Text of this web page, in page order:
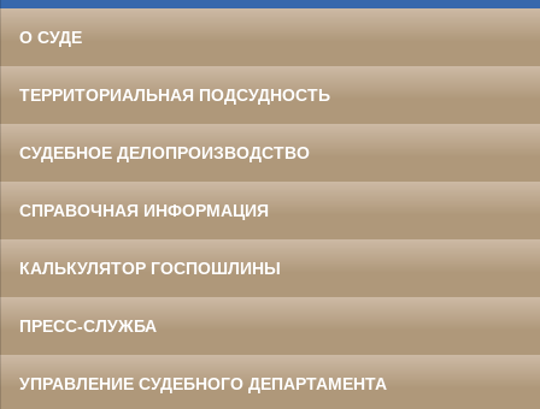
О СУДЕ
ТЕРРИТОРИАЛЬНАЯ ПОДСУДНОСТЬ
СУДЕБНОЕ ДЕЛОПРОИЗВОДСТВО
СПРАВОЧНАЯ ИНФОРМАЦИЯ
КАЛЬКУЛЯТОР ГОСПОШЛИНЫ
ПРЕСС-СЛУЖБА
УПРАВЛЕНИЕ СУДЕБНОГО ДЕПАРТАМЕНТА